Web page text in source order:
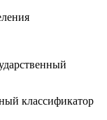
классификатор